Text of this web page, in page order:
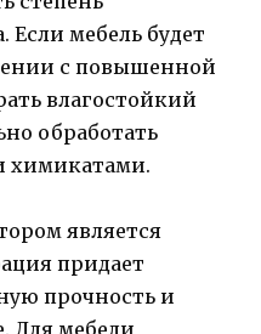
Если мебель будет
с повышенной
влагостойкий
обработать
химикатами.
является
придает
прочность и